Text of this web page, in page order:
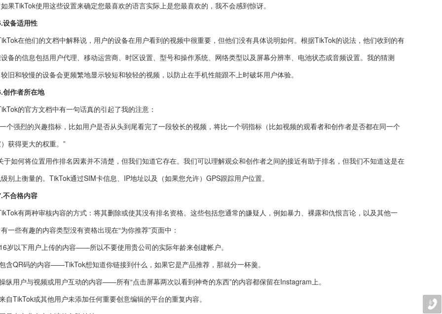
果TikTok使用这些设置来确定您最喜欢的语言实际上是您最喜欢的，我不会感到惊讶。
设备适用性
在他们的文档中解释说，用户的设备在用户看到的视频中很重要，但他们没有具体说明如何。根据TikTok的说法，他们收到的有
备的信息包括用户代理、移动运营商、时区设置、型号和操作系统、网络类型以及屏幕分辨率、电池状态或音频设置。我的猜测
旧和较慢的设备会更频繁地显示较短和较轻的视频，以防止在手机性能跟不上时破坏用户体验。
创作者所在地
的官方文档中有一句话真的引起了我的注意：
个强烈的兴趣指标，比如用户是否从头到尾看完了一段较长的视频，将比一个弱指标（比如视频的观看者和创作者是否都在同一个
获得更大的权重。”
于如何将位置用作排名因素并不清楚，但我们知道它存在。我们可以理解观众和创作者之间的接近有助于排名，但我们不知道这是在
别上衡量的。TikTok通过SIM卡信息、IP地址以及（如果您允许）GPS跟踪用户位置。
不合格内容
有两种审核内容的方式：将其删除或使其没有排名资格。这些包括您通常的嫌疑人，例如暴力、裸露和仇恨言论，以及其他一
一些有趣的内容类型没有资格出现在“为你推荐”页面中：
岁以下用户上传的内容——所以不要使用贵公司的实际年龄来创建帐户。
含QR码的内容——TikTok想知道你链接到什么，如果它是产品推荐，那就分一杯羹。
纵用户与视频或用户互动的内容——所有“点击屏幕两次以看到神奇的东西”的内容都保留在Instagram上。
自TikTok或其他用户未添加任何重要创意编辑的平台的重复内容。